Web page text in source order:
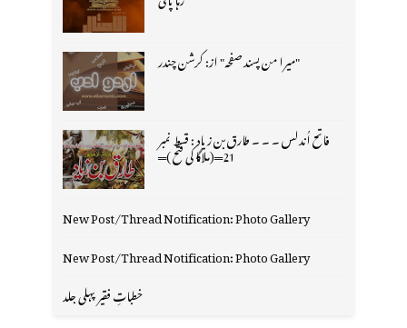
"میرا من پسند صفحہ" از: کرشن چندر
فاتح اُندلس ۔ ۔ ۔ طارق بن زیاد : قسط نمبر
21═(ملاگا کی فتح )═
New Post/Thread Notification: Photo Gallery
New Post/Thread Notification: Photo Gallery
خطباتِ فقیر پہلی جلد